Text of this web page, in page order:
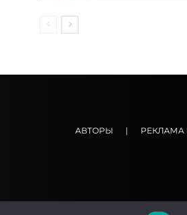
АВТОРЫ | РЕКЛАМА